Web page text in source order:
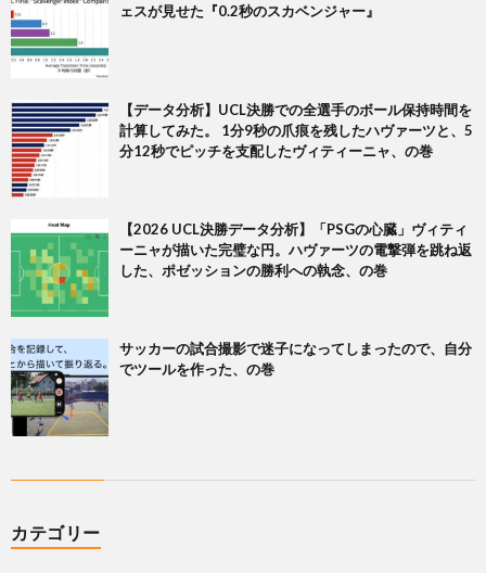
ェスが見せた『0.2秒のスカベンジャー』
【データ分析】UCL決勝での全選手のボール保持時間を
計算してみた。 1分9秒の爪痕を残したハヴァーツと、5
分12秒でピッチを支配したヴィティーニャ、の巻
【2026 UCL決勝データ分析】「PSGの心臓」ヴィティ
ーニャが描いた完璧な円。ハヴァーツの電撃弾を跳ね返
した、ポゼッションの勝利への執念、の巻
サッカーの試合撮影で迷子になってしまったので、自分
でツールを作った、の巻
カテゴリー